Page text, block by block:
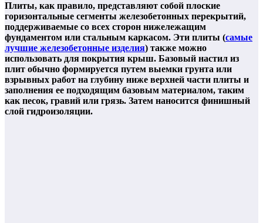
Плиты, как правило, представляют собой плоские
горизонтальные сегменты железобетонных перекрытий,
поддерживаемые со всех сторон нижележащим
фундаментом или стальным каркасом. Эти плиты (самые
лучшие железобетонные изделия) также можно
использовать для покрытия крыш. Базовый настил из
плит обычно формируется путем выемки грунта или
взрывных работ на глубину ниже верхней части плиты и
заполнения ее подходящим базовым материалом, таким
как песок, гравий или грязь. Затем наносится финишный
слой гидроизоляции.